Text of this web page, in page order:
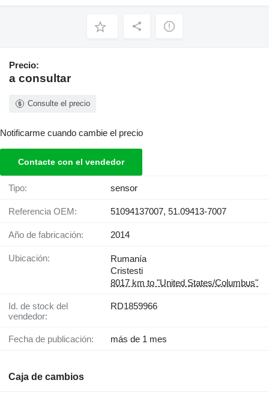
Precio:
a consultar
Consulte el precio
Notificarme cuando cambie el precio
Contacte con el vendedor
Tipo: sensor
Referencia OEM: 51094137007, 51.09413-7007
Año de fabricación: 2014
Ubicación:
Rumanía
Cristesti
8017 km to "United States/Columbus"
Id. de stock del
vendedor:
RD1859966
Fecha de publicación: más de 1 mes
Caja de cambios